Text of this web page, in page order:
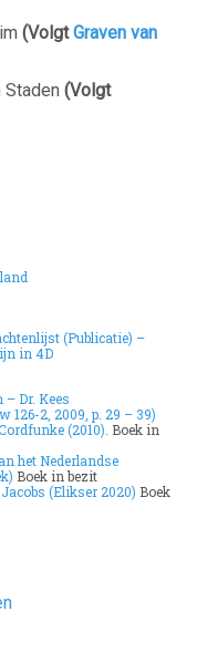
(VolgtGraven van
Staden (Volgt
(Publicatie) –
in 4D
Dr. Kees
126-2, 2009, p. 29 – 39)
(2010). Boek in
het Nederlandse
Boek in bezit
(Elikser 2020) Boek